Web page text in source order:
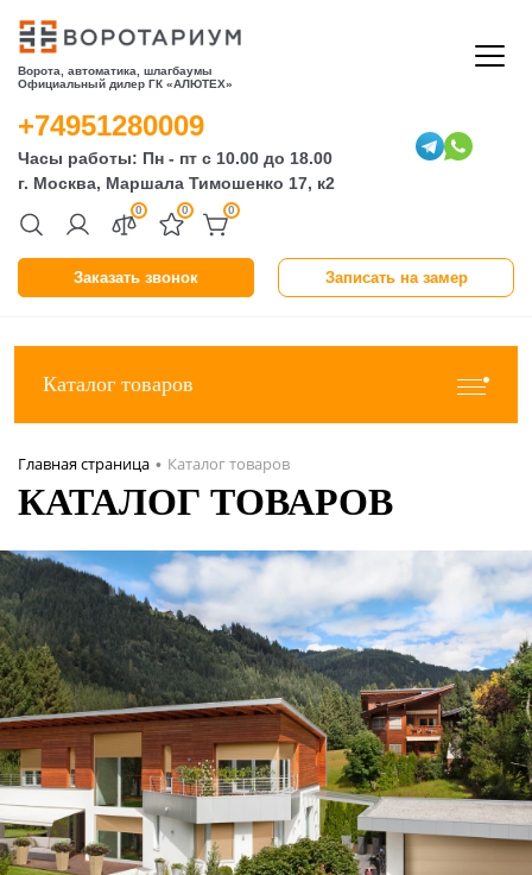
Ворота, автоматика, шлагбаумы
Официальный дилер ГК «АЛЮТЕХ»
Заказать звонок Записать на замер
0 0 0
+74951280009
Часы работы: Пн - пт с 10.00 до 18.00
г. Москва, Маршала Тимошенко 17, к2
Каталог товаров
Главная страница • Каталог товаров
КАТАЛОГ ТОВАРОВ